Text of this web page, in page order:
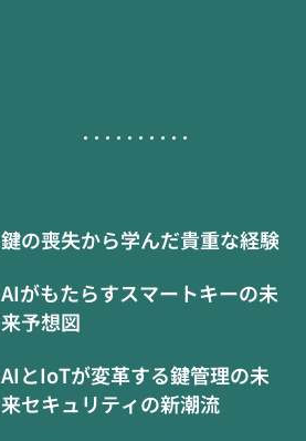
鍵の喪失から学んだ貴重な経験
AIがもたらすスマートキーの未
来予想図
AIとIoTが変革する鍵管理の未
来セキュリティの新潮流